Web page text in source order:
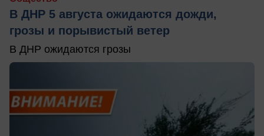
В ДНР 5 августа ожидаются дожди,
грозы и порывистый ветер
В ДНР ожидаются грозы